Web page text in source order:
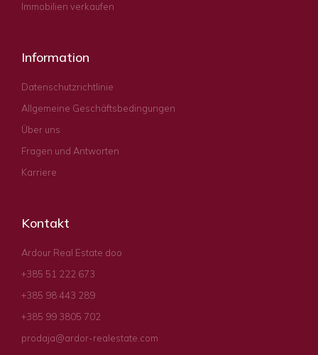
Immobilien verkaufen
Information
Datenschutzrichtlinie
Allgemeine Geschäftsbedingungen
Über uns
Fragen und Antworten
Karriere
Kontakt
Ardour Real Estate doo
+385 51 222 673
+385 98 443 289
+385 99 3805 702
prodaja@ardor-realestate.com